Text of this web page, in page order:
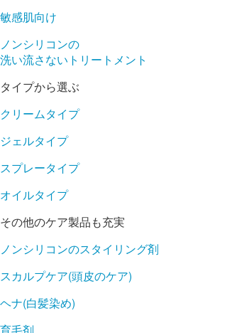
敏感肌向け
ノンシリコンの
洗い流さないトリートメント
タイプから選ぶ
クリームタイプ
ジェルタイプ
スプレータイプ
オイルタイプ
その他のケア製品も充実
ノンシリコンのスタイリング剤
スカルプケア(頭皮のケア)
ヘナ(白髪染め)